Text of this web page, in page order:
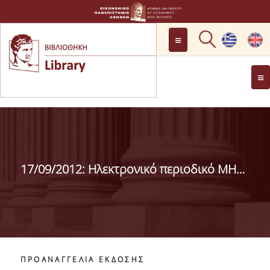
OPENING HOURS
GENERAL INFORMATION
LIBRARY COMMITTEE
17/09/2012: Ηλεκτρονικό περιοδικό ΜΗΧΑΝΙΣΜΟΙ ΤΟΥ ΧΡΗΜΑΤΟΣ - Προαναγγελία έκδοσης
ΠΡΟΑΝΑΓΓΕΛΙΑ ΕΚΔΟΣΗΣ